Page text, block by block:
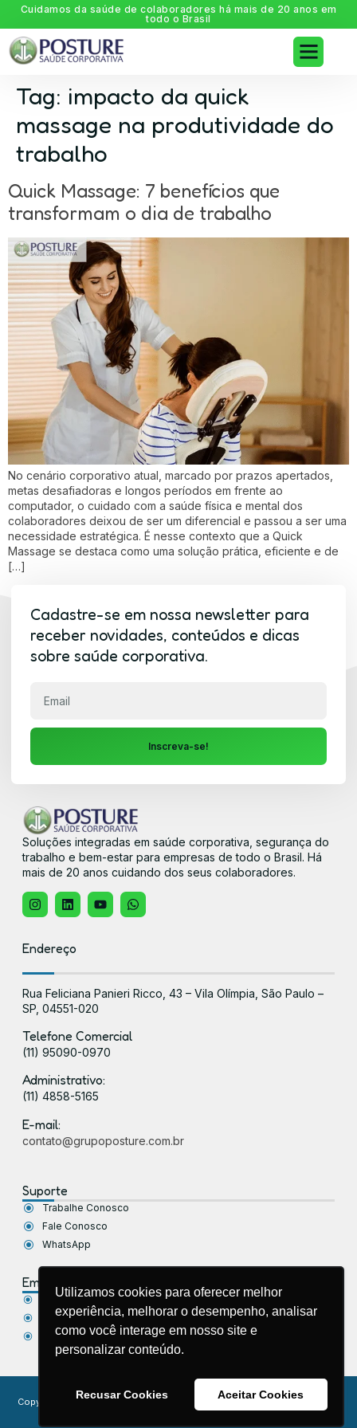
Utilizamos cookies para oferecer melhor
experiência, melhorar o desempenho, analisar
como você interage em nosso site e
personalizar conteúdo.
Recusar Cookies Aceitar Cookies
Cuidamos da saúde de colaboradores há mais de 20 anos em
todo o Brasil
Tag: impacto da quick
massage na produtividade do
trabalho
Quick Massage: 7 benefícios que
transformam o dia de trabalho
No cenário corporativo atual, marcado por prazos apertados,
metas desafiadoras e longos períodos em frente ao
computador, o cuidado com a saúde física e mental dos
colaboradores deixou de ser um diferencial e passou a ser uma
necessidade estratégica. É nesse contexto que a Quick
Massage se destaca como uma solução prática, eficiente e de
[…]
Cadastre-se em nossa newsletter para
receber novidades, conteúdos e dicas
sobre saúde corporativa.
Inscreva-se!
Soluções integradas em saúde corporativa, segurança do
trabalho e bem-estar para empresas de todo o Brasil. Há
mais de 20 anos cuidando dos seus colaboradores.
Endereço
Rua Feliciana Panieri Ricco, 43 – Vila Olímpia, São Paulo –
SP, 04551-020
Telefone Comercial
(11) 95090-0970
Administrativo:
(11) 4858-5165
E-mail:
contato@grupoposture.com.br
Suporte
Trabalhe Conosco
Fale Conosco
WhatsApp
Empresa
Sobre Nós
Política de Privacidade
Blog
Copyright © 2026 Grupo Posture – Saúde Corporativa. Todos os direitos